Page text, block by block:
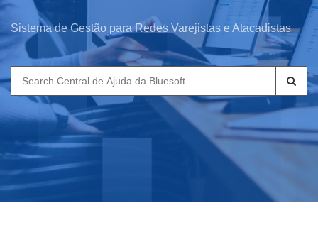
Sistema de Gestão para Redes Varejistas e Atacadistas
Search
for: